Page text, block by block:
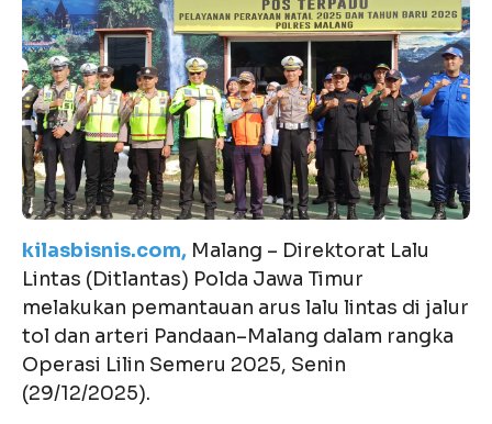
kilasbisnis.com, Malang – Direktorat Lalu
Lintas (Ditlantas) Polda Jawa Timur
melakukan pemantauan arus lalu lintas di jalur
tol dan arteri Pandaan–Malang dalam rangka
Operasi Lilin Semeru 2025, Senin
(29/12/2025).